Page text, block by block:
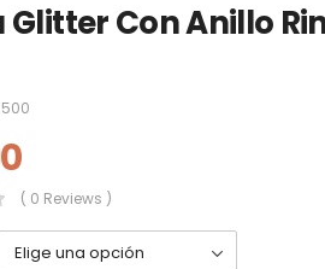
Glitter Con Anillo
( 0 Reviews )